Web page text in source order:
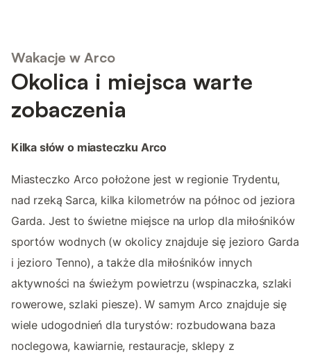
Wakacje w Arco
Okolica i miejsca warte
zobaczenia
Kilka słów o miasteczku Arco
Miasteczko Arco położone jest w regionie Trydentu,
nad rzeką Sarca, kilka kilometrów na północ od jeziora
Garda. Jest to świetne miejsce na urlop dla miłośników
sportów wodnych (w okolicy znajduje się jezioro Garda
i jezioro Tenno), a także dla miłośników innych
aktywności na świeżym powietrzu (wspinaczka, szlaki
rowerowe, szlaki piesze). W samym Arco znajduje się
wiele udogodnień dla turystów: rozbudowana baza
noclegowa, kawiarnie, restauracje, sklepy z